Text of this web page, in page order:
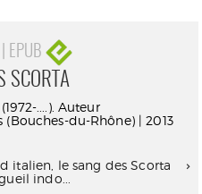
EPUB
SCORTA
....). Auteur
(Bouches-du-Rhône) | 2013
italien, le sang des Scorta
indo...